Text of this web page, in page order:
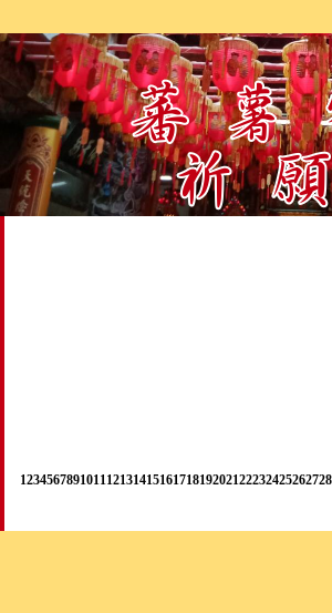
12345678910111213141516171819202122232425262728